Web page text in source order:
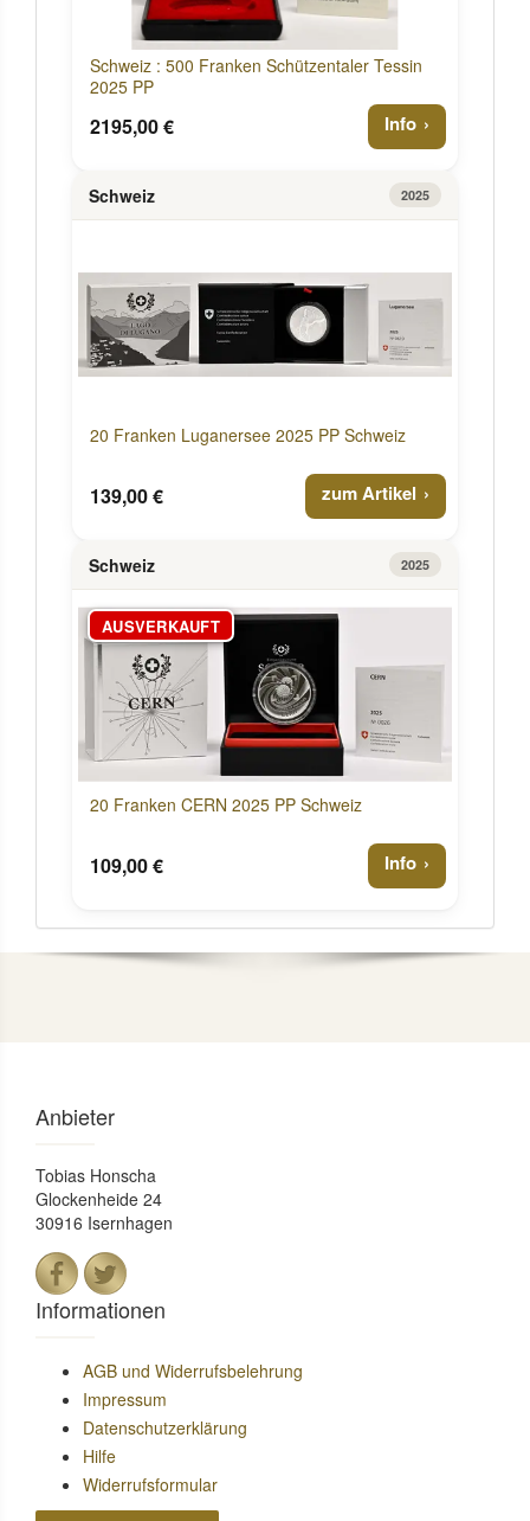
Schweiz : 500 Franken Schützentaler Tessin
2025 PP
2195,00 € Info
Schweiz 2025
20 Franken Luganersee 2025 PP Schweiz
139,00 € zum Artikel
Schweiz 2025
AUSVERKAUFT
20 Franken CERN 2025 PP Schweiz
109,00 € Info
Anbieter
Tobias Honscha
Glockenheide 24
30916 Isernhagen
Informationen
AGB und Widerrufsbelehrung
Impressum
Datenschutzerklärung
Hilfe
Widerrufsformular